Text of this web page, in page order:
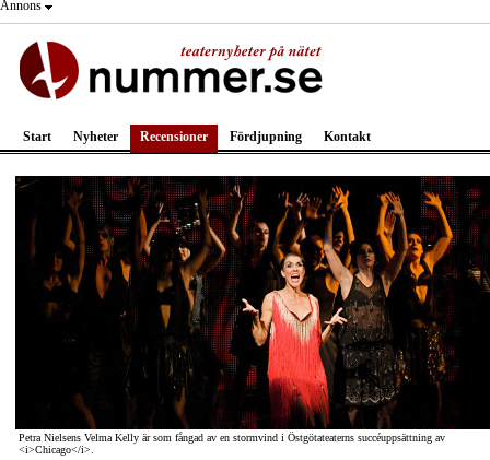
Annons
Start Nyheter Recensioner Fördjupning Kontakt
Petra Nielsens Velma Kelly är som fångad av en stormvind i Östgötateaterns succéuppsättning av
<i>Chicago</i>.